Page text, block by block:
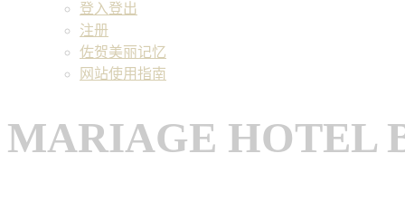
登入登出
注册
佐贺美丽记忆
网站使用指南
MARIAGE HOTEL